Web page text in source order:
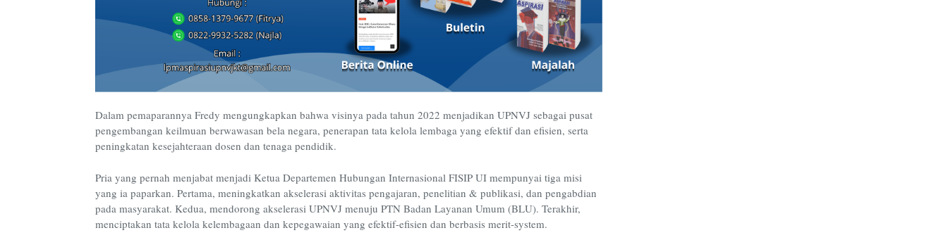
Dalam pemaparannya Fredy mengungkapkan bahwa visinya pada tahun 2022 menjadikan UPNVJ sebagai pusat
pengembangan keilmuan berwawasan bela negara, penerapan tata kelola lembaga yang efektif dan efisien, serta
peningkatan kesejahteraan dosen dan tenaga pendidik.
Pria yang pernah menjabat menjadi Ketua Departemen Hubungan Internasional FISIP UI mempunyai tiga misi
yang ia paparkan. Pertama, meningkatkan akselerasi aktivitas pengajaran, penelitian & publikasi, dan pengabdian
pada masyarakat. Kedua, mendorong akselerasi UPNVJ menuju PTN Badan Layanan Umum (BLU). Terakhir,
menciptakan tata kelola kelembagaan dan kepegawaian yang efektif-efisien dan berbasis merit-system.